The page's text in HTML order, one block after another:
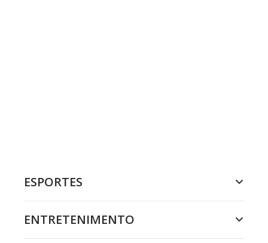
ESPORTES
ENTRETENIMENTO